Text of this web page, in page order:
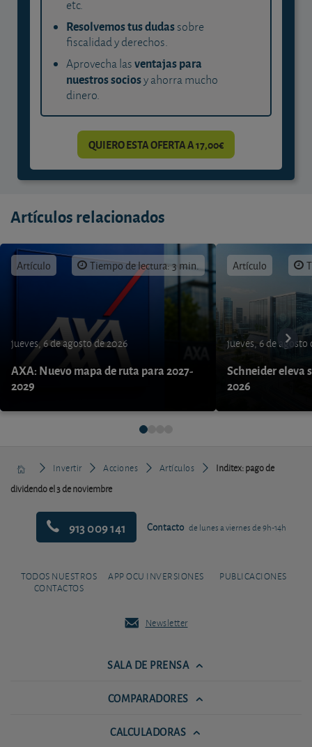
etc.
Resolvemos tus dudassobre
fiscalidad y derechos.
Aprovecha lasventajas para
nuestros sociosy ahorra mucho
dinero.
QUIERO ESTA OFERTA A 17,00€
Artículos relacionados
Artículo Tiempo de lectura: 3 min.
jueves, 6 de agosto de 2026
AXA: Nuevo mapa de ruta para 2027-
2029
Artículo
jueves, 6 de agosto
Schneider eleva
2026
Invertir Acciones Artículos
Inditex: pago de
dividendo el 3 de noviembre
913 009 141 Contacto de lunes a viernes de 9h-14h
TODOS NUESTROS
CONTACTOS
APP OCU INVERSIONES PUBLICACIONES
Newsletter
SALA DE PRENSA
COMPARADORES
CALCULADORAS